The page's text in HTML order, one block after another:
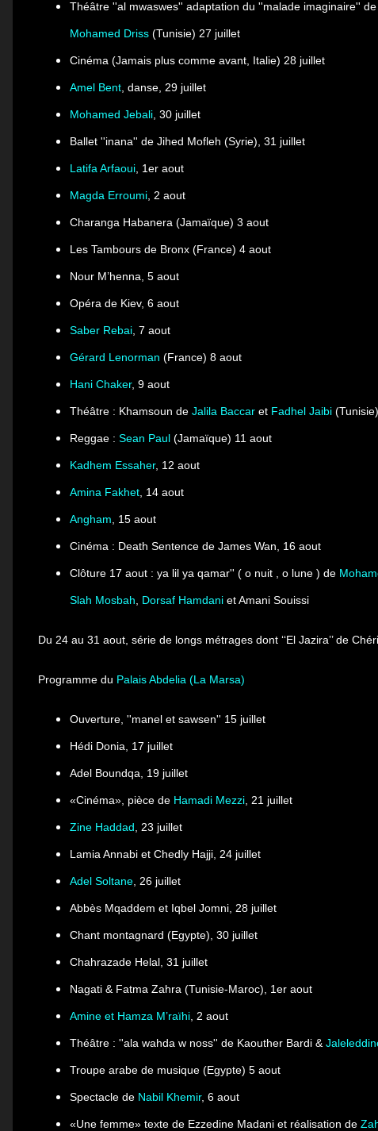
Théâtre ''al mwaswes'' adaptation du ''malade imaginaire''
Mohamed Driss (Tunisie) 27 juillet
Cinéma (Jamais plus comme avant, Italie) 28 juillet
Amel Bent, danse, 29 juillet
Mohamed Jebali, 30 juillet
Ballet ''inana'' de Jihed Mofleh (Syrie), 31 juillet
Latifa Arfaoui, 1er aout
Magda Erroumi, 2 aout
Charanga Habanera (Jamaïque) 3 aout
Les Tambours de Bronx (France) 4 aout
Nour M’henna, 5 aout
Opéra de Kiev, 6 aout
Saber Rebai, 7 aout
Gérard Lenorman (France) 8 aout
Hani Chaker, 9 aout
Théâtre : Khamsoun de Jalila Baccar et Fadhel Jaibi
Reggae : Sean Paul (Jamaïque) 11 aout
Kadhem Essaher, 12 aout
Amina Fakhet, 14 aout
Angham, 15 aout
Cinéma : Death Sentence de James Wan, 16 aout
Clôture 17 aout : ya lil ya qamar'' ( o nuit , o lune ) de
Slah Mosbah, Dorsaf Hamdani et Amani Souissi
Du 24 au 31 aout, série de longs métrages dont ‘‘El Jazira’’ de
Programme du Palais Abdelia (La Marsa)
Ouverture, ''manel et sawsen'' 15 juillet
Hédi Donia, 17 juillet
Adel Boundqa, 19 juillet
«Cinéma», pièce de Hamadi Mezzi, 21 juillet
Zine Haddad , 23 juillet
Lamia Annabi et Chedly Hajji, 24 juillet
Adel Soltane, 26 juillet
Abbès Mqaddem et Iqbel Jomni, 28 juillet
Chant montagnard (Egypte), 30 juillet
Chahrazade Helal, 31 juillet
Nagati & Fatma Zahra (Tunisie-Maroc), 1er aout
Amine et Hamza M’raïhi, 2 aout
Théâtre : ''ala wahda w noss'' de Kaouther Bardi &
Troupe arabe de musique (Egypte) 5 aout
Spectacle de Nabil Khemir, 6 aout
«Une femme» texte de Ezzedine Madani et réalisation de